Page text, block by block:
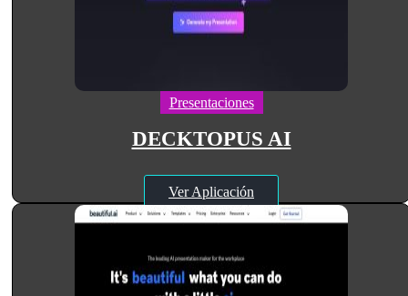
Presentaciones
DECKTOPUS AI
Ver Aplicación